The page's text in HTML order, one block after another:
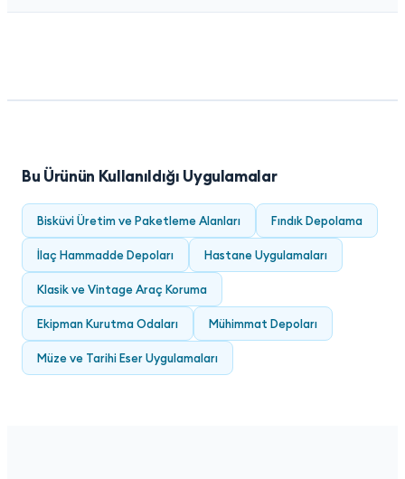
Bu Ürünün Kullanıldığı Uygulamalar
Bisküvi Üretim ve Paketleme Alanları Fındık Depolama
İlaç Hammadde Depoları Hastane Uygulamaları
Klasik ve Vintage Araç Koruma
Ekipman Kurutma Odaları Mühimmat Depoları
Müze ve Tarihi Eser Uygulamaları